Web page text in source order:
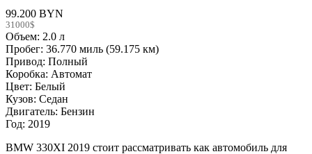
99.200 BYN
31000$
Объем: 2.0 л
Пробег: 36.770 миль (59.175 км)
Привод: Полный
Коробка: Автомат
Цвет: Белый
Кузов: Седан
Двигатель: Бензин
Год: 2019
BMW 330XI 2019 стоит рассматривать как автомобиль для